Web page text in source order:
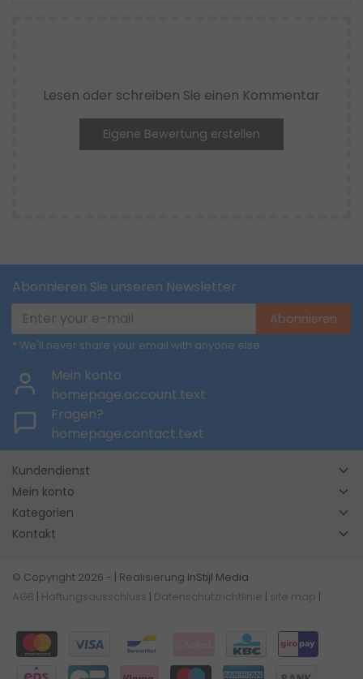
Lesen oder schreiben Sie einen Kommentar
Eigene Bewertung erstellen
Abonnieren Sie unseren Newsletter
Abonnieren
* We'll never share your email with anyone else.
Mein konto
homepage.account.text
Fragen?
homepage.contact.text
Kundendienst
Mein konto
Kategorien
Kontakt
© Copyright 2026 - | Realisierung InStijl Media
AGB
Haftungsausschluss Datenschutzrichtlinie site map